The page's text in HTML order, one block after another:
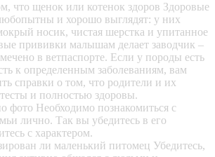
что щенок или котенок здоров Здоровые
и хорошо выглядят: у них
носик, чистая шерстка и упитанное
прививки малышам делает заводчик –
в ветпаспорте. Если у породы есть
к определенным заболеваниям, вам
справки о том, что родители и их
и полностью здоровы.
фото Необходимо познакомиться с
лично. Так вы убедитесь в его
с характером.
ли маленький питомец Убедитесь,